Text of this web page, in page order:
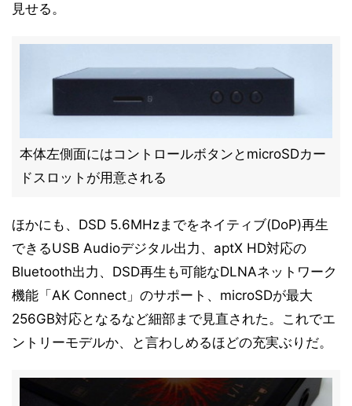
見せる。
本体左側面にはコントロールボタンとmicroSDカー
ドスロットが用意される
ほかにも、DSD 5.6MHzまでをネイティブ(DoP)再生
できるUSB Audioデジタル出力、aptX HD対応の
Bluetooth出力、DSD再生も可能なDLNAネットワーク
機能「AK Connect」のサポート、microSDが最大
256GB対応となるなど細部まで見直された。これでエ
ントリーモデルか、と言わしめるほどの充実ぶりだ。